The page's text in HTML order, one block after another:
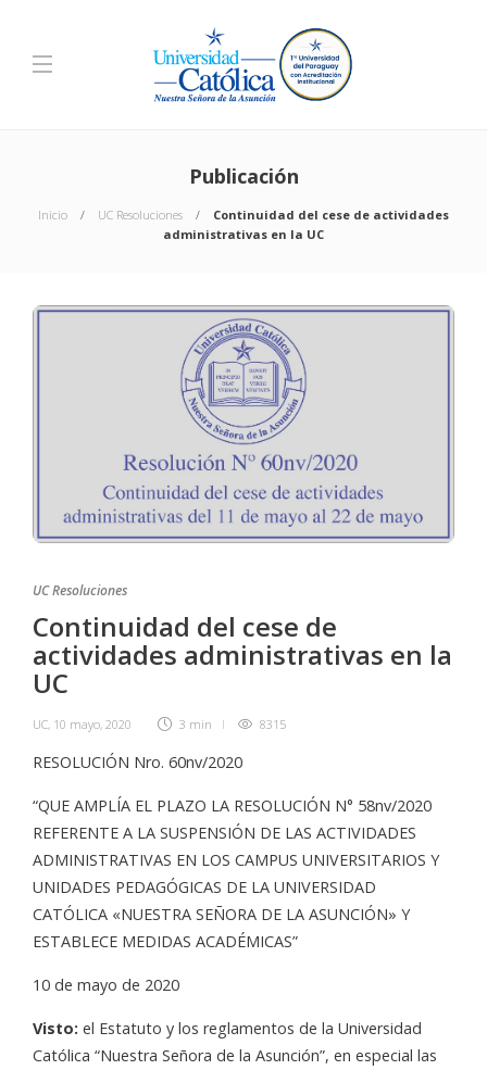
Publicación
Inicio UC Resoluciones
Continuidad del cese de actividades
administrativas en la UC
UC Resoluciones
Continuidad del cese de
actividades administrativas en la
UC
UC, 10 mayo, 2020 3 min 8315
RESOLUCIÓN Nro. 60nv/2020
“QUE AMPLÍA EL PLAZO LA RESOLUCIÓN N° 58nv/2020
REFERENTE A LA SUSPENSIÓN DE LAS ACTIVIDADES
ADMINISTRATIVAS EN LOS CAMPUS UNIVERSITARIOS Y
UNIDADES PEDAGÓGICAS DE LA UNIVERSIDAD
CATÓLICA «NUESTRA SEÑORA DE LA ASUNCIÓN» Y
ESTABLECE MEDIDAS ACADÉMICAS”
10 de mayo de 2020
Visto: el Estatuto y los reglamentos de la Universidad
Católica “Nuestra Señora de la Asunción”, en especial las